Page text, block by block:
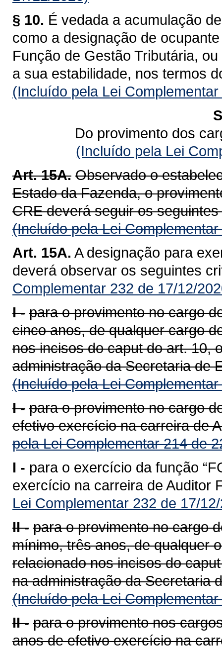
§ 10. É vedada a acumulação
como a designação de
Função de Gestão Tributária,
a sua estabilidade, nos termos
(Incluído pela Lei
Do provimento dos
(Incluído pela Lei
Art. 15A. Observado o
Estado da Fazenda, o
CRE deverá seguir os
(Incluído pela Lei
Art. 15A. A designação para
deverá observar os seguintes
Complementar 232 de 17/12/
I - para o provimento no cargo
cinco anos, de qualquer cargo
nos incisos do caput do art. 10,
administração da Secretaria de
(Incluído pela Lei
I - para o provimento no cargo
efetivo exercício na carreira de
pela Lei Complementar 214 de
I - para o exercício da função
exercício na carreira de Auditor
Lei Complementar 232 de 17/
II - para o provimento no cargo
mínimo, três anos, de qualquer
relacionado nos incisos do
na administração da Secretaria
(Incluído pela Lei
II - para o provimento nos
anos de efetivo exercício na